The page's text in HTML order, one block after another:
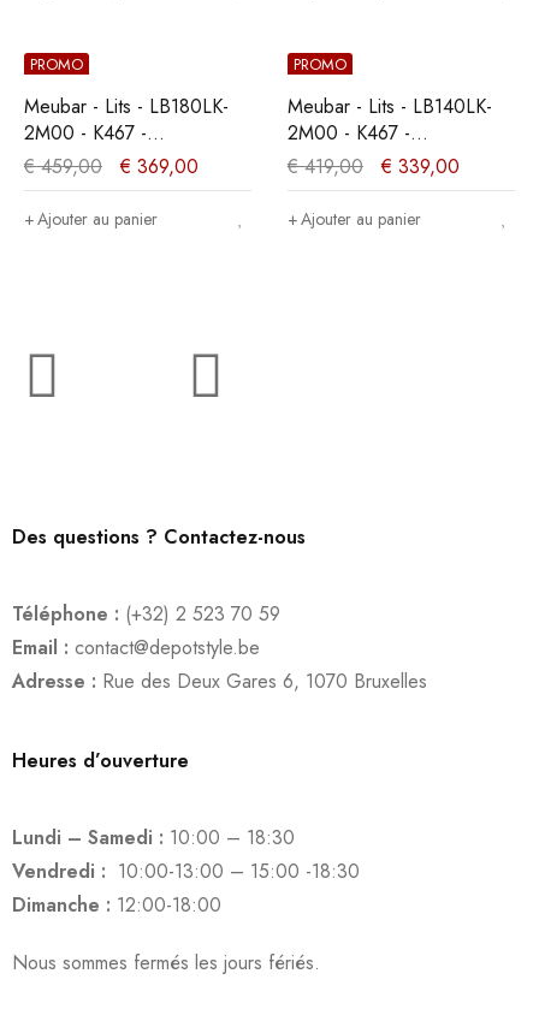
PROMO
Meubar - Lits - LB180LK-
2M00 - K467 -
Mélèze/Chêne cristal
marron clair -
180x89x200cm
€459,00 € 369,00
Ajouter au panier
PROMO
Meubar - Lits - LB140LK-
2M00 - K467 -
Mélèze/Chêne cristal
marron clair -
140x89x200cm
€419,00 € 339,00
Ajouter au panier
Des questions ? Contactez-nous
Téléphone : (+32) 2 523 70 59
Email : contact@depotstyle.be
Adresse : Rue des Deux Gares 6, 1070 Bruxelles
Heures d’ouverture
Lundi – Samedi : 10:00 – 18:30
Vendredi : 10:00-13:00 – 15:00 -18:30
Dimanche : 12:00-18:00
Nous sommes fermés les jours fériés.